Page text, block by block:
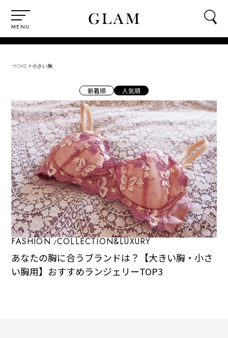
MENU
HOME › 小さい胸
新着順 人気順
FASHION COLLECTION&LUXURY
あなたの胸に合うブランドは？【大きい胸・小さ
い胸用】おすすめランジェリーTOP3